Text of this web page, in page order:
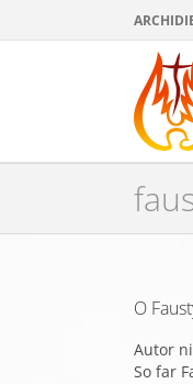
O
Autor
So far